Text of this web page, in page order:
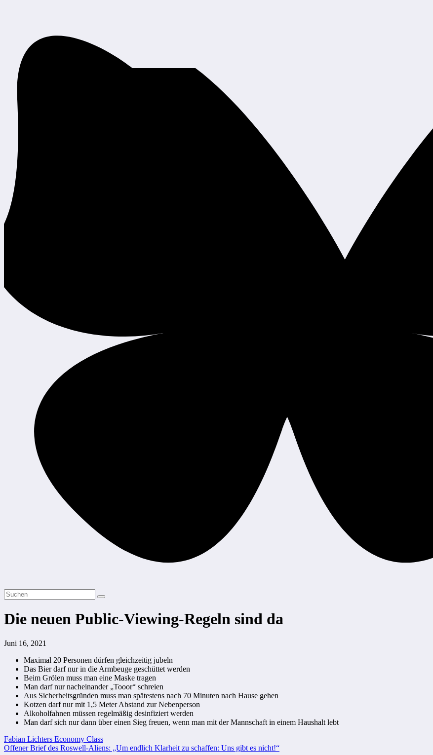
Die neuen Public-Viewing-Regeln sind da
Juni 16, 2021
Maximal 20 Personen dürfen gleichzeitig jubeln
Das Bier darf nur in die Armbeuge geschüttet werden
Beim Grölen muss man eine Maske tragen
Man darf nur nacheinander „Tooor“ schreien
Aus Sicherheitsgründen muss man spätestens nach 70 Minuten nach Hause gehen
Kotzen darf nur mit 1,5 Meter Abstand zur Nebenperson
Alkoholfahnen müssen regelmäßig desinfiziert werden
Man darf sich nur dann über einen Sieg freuen, wenn man mit der Mannschaft in einem Haushalt lebt
Beitragsnavigation
Fabian Lichters Economy Class
Offener Brief des Roswell-Aliens: „Um endlich Klarheit zu schaffen: Uns gibt es nicht!“